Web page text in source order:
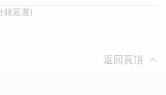
鐘延遲)
返回頁頂